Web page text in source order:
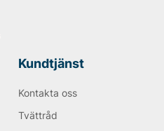
Kundtjänst
Kontakta oss
Tvättråd